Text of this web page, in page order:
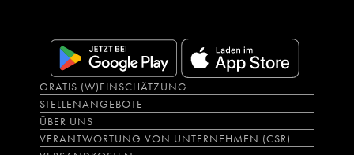
GRATIS (W)EINSCHÄTZUNG
STELLENANGEBOTE
ÜBER UNS
VERANTWORTUNG VON UNTERNEHMEN (CSR)